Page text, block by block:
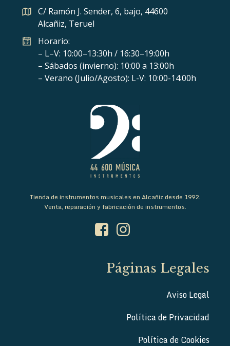
C/ Ramón J. Sender, 6, bajo, 44600
Alcañiz, Teruel
Horario:
– L–V: 10:00–13:30h / 16:30–19:00h
– Sábados (invierno): 10:00 a 13:00h
– Verano (Julio/Agosto): L-V: 10:00-14:00h
Tienda de instrumentos musicales en Alcañiz desde 1992.
Venta, reparación y fabricación de instrumentos.
Páginas Legales
Aviso Legal
Política de Privacidad
Política de Cookies